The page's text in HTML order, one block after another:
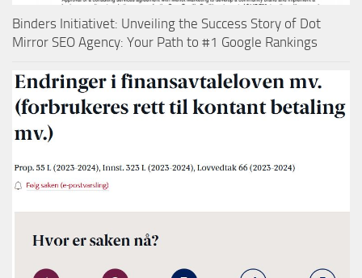
Binders Initiativet: Unveiling the Success Story of Dot
Mirror SEO Agency: Your Path to #1 Google Rankings